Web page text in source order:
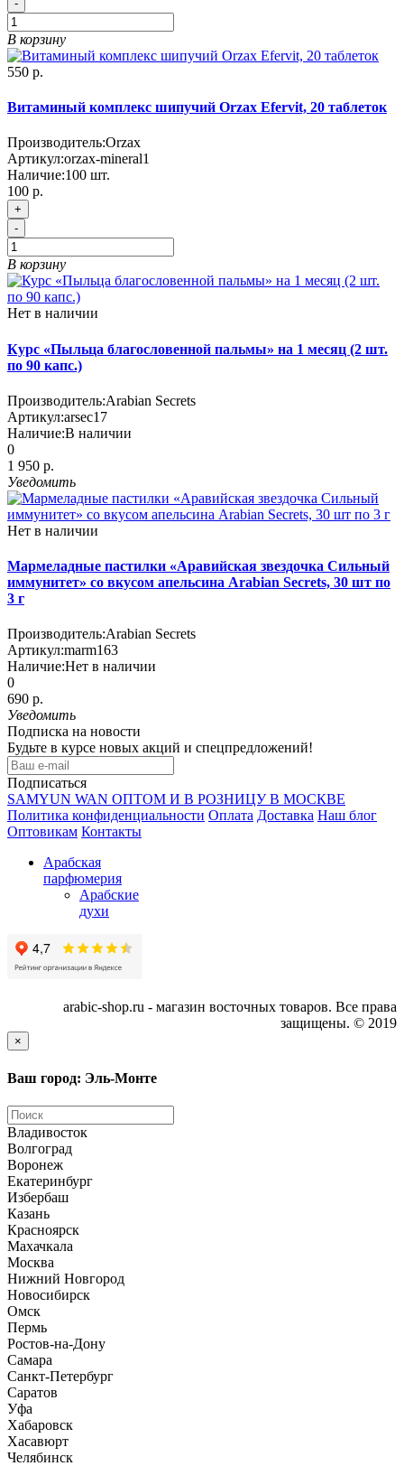
-
В корзину
550 р.
Витаминый комплекс шипучий Orzax Efervit, 20 таблеток
Производитель:Orzax
Артикул:orzax-mineral1
Наличие:100 шт.
100 р.
+
-
В корзину
Нет в наличии
Курс «Пыльца благословенной пальмы» на 1 месяц (2 шт.
по 90 капс.)
Производитель:Arabian Secrets
Артикул:arsec17
Наличие:В наличии
0
1 950 р.
Уведомить
Нет в наличии
Мармеладные пастилки «Аравийская звездочка Сильный
иммунитет» со вкусом апельсина Arabian Secrets, 30 шт по
3 г
Производитель:Arabian Secrets
Артикул:marm163
Наличие:Нет в наличии
0
690 р.
Уведомить
Подписка на новости
Будьте в курсе новых акций и спецпредложений!
Подписаться
SAMYUN WAN ОПТОМ И В РОЗНИЦУ В МОСКВЕ
Политика конфиденциальности Оплата Доставка Наш блог
Оптовикам Контакты
Арабская
парфюмерия
Арабские
духи
arabic-shop.ru - магазин восточных товаров. Все права
защищены. © 2019
×
Ваш город: Эль-Монте
Владивосток
Волгоград
Воронеж
Екатеринбург
Избербаш
Казань
Красноярск
Махачкала
Москва
Нижний Новгород
Новосибирск
Омск
Пермь
Ростов-на-Дону
Самара
Санкт-Петербург
Саратов
Уфа
Хабаровск
Хасавюрт
Челябинск